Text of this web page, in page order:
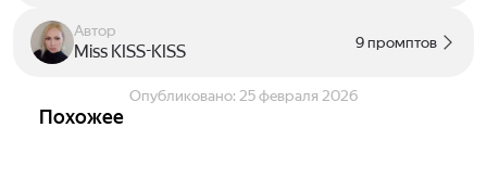
Автор
Miss KISS-KISS 9 промптов
Опубликовано: 25 февраля 2026
Похожее